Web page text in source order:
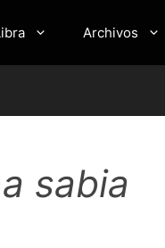
Archivos
sabia